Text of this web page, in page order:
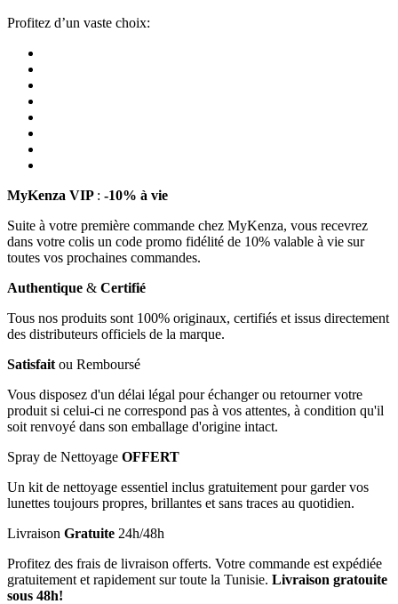
Profitez d’un vaste choix:
MyKenza VIP : -10% à vie
Suite à votre première commande chez MyKenza, vous recevrez
dans votre colis un code promo fidélité de 10% valable à vie sur
toutes vos prochaines commandes.
Authentique & Certifié
Tous nos produits sont 100% originaux, certifiés et issus directement
des distributeurs officiels de la marque.
Satisfait ou Remboursé
Vous disposez d'un délai légal pour échanger ou retourner votre
produit si celui-ci ne correspond pas à vos attentes, à condition qu'il
soit renvoyé dans son emballage d'origine intact.
Spray de Nettoyage OFFERT
Un kit de nettoyage essentiel inclus gratuitement pour garder vos
lunettes toujours propres, brillantes et sans traces au quotidien.
Livraison Gratuite 24h/48h
Profitez des frais de livraison offerts. Votre commande est expédiée
gratuitement et rapidement sur toute la Tunisie. Livraison gratouite
sous 48h!